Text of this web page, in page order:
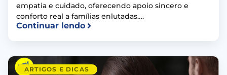
empatia e cuidado, oferecendo apoio sincero e
conforto real a famílias enlutadas….
Continuar lendo
ARTIGOS E DICAS